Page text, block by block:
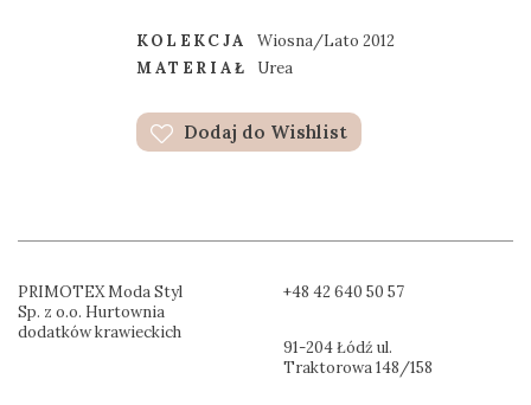
KOLEKCJA
Wiosna/Lato 2012
MATERIAŁ
Urea
Dodaj do Wishlist
PRIMOTEX Moda Styl
Sp. z o.o. Hurtownia
dodatków krawieckich
+48 42 640 50 57
91-204 Łódź ul.
Traktorowa 148/158